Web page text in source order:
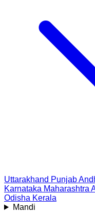
Uttarakhand Punjab
Karnataka Maharashtra
Odisha Kerala
Mandi